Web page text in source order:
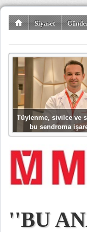
Siyaset
Tüylenme, sivilce ve
bu sendroma
''BU